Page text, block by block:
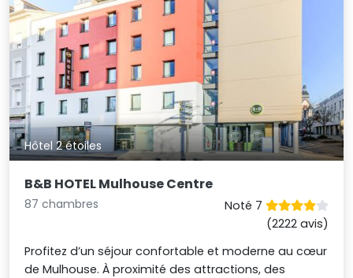
Hôtel 2 étoiles
B&B HOTEL Mulhouse Centre
87 chambres
Noté 7
(2222 avis)
Profitez d’un séjour confortable et moderne au cœur
de Mulhouse. À proximité des attractions, des